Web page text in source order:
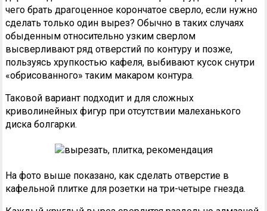
чего брать драгоценное корончатое сверло, если нужно
сделать только один вырез? Обычно в таких случаях
обыденным относительно узким сверлом
высверливают ряд отверстий по контуру и позже,
пользуясь хрупкостью кафеля, выбивают кусок снутри
«обрисованного» таким макаром контура.
Таковой вариант подходит и для сложных
криволинейных фигур при отсутствии малеханького
диска болгарки.
На фото выше показано, как сделать отверстие в
кафельной плитке для розетки на три-четыре гнезда.